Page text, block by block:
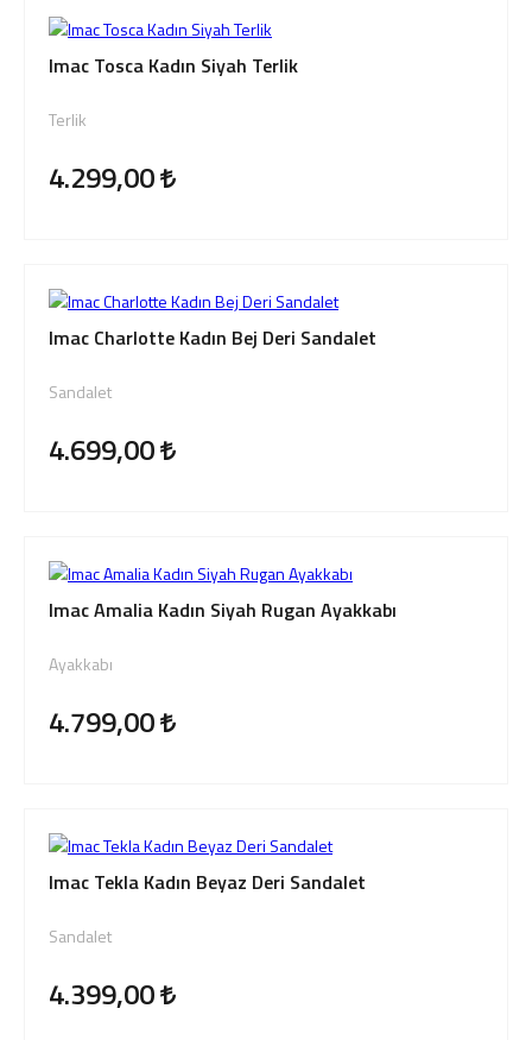
Imac Tosca Kadın Siyah Terlik
Terlik
4.299,00
Imac Charlotte Kadın Bej Deri Sandalet
Sandalet
4.699,00
Imac Amalia Kadın Siyah Rugan Ayakkabı
Ayakkabı
4.799,00
Imac Tekla Kadın Beyaz Deri Sandalet
Sandalet
4.399,00